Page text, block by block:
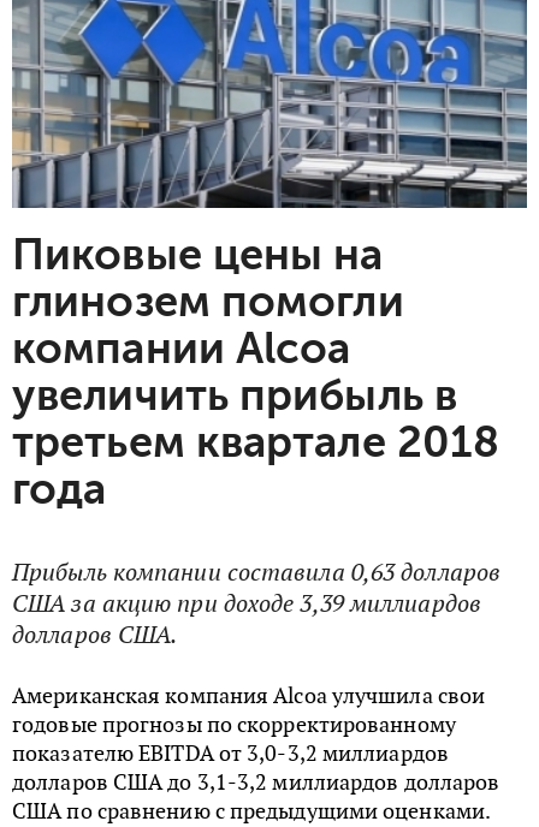
Пиковые цены на
глинозем помогли
компании Alcoa
увеличить прибыль в
третьем квартале 2018
года
Прибыль компании составила 0,63 долларов
США за акцию при доходе 3,39 миллиардов
долларов США.
Американская компания Alcoa улучшила свои
годовые прогнозы по скорректированному
показателю EBITDA от 3,0-3,2 миллиардов
долларов США до 3,1-3,2 миллиардов долларов
США по сравнению с предыдущими оценками.